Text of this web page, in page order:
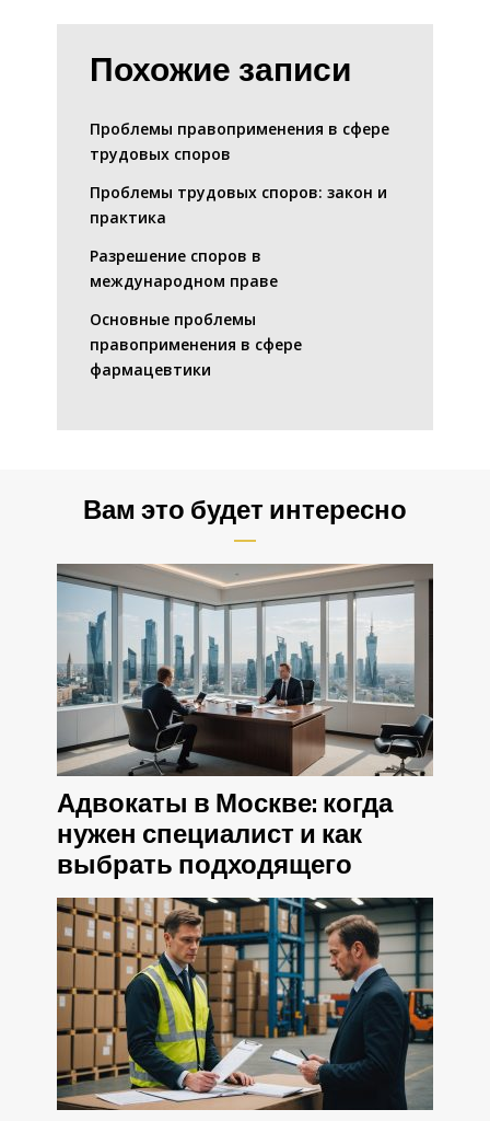
Похожие записи
Проблемы правоприменения в сфере
трудовых споров
Проблемы трудовых споров: закон и
практика
Разрешение споров в
международном праве
Основные проблемы
правоприменения в сфере
фармацевтики
Вам это будет интересно
Адвокаты в Москве: когда
нужен специалист и как
выбрать подходящего